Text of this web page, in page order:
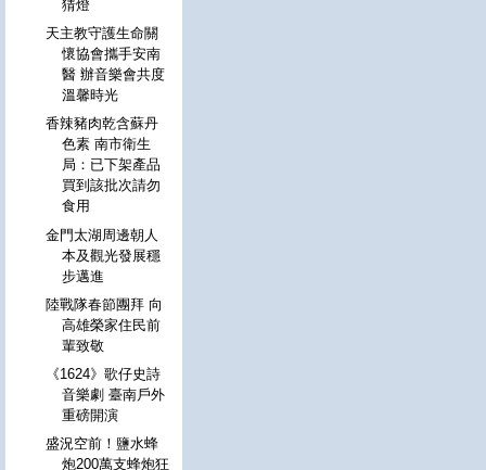
猜燈
天主教守護生命關
懷協會攜手安南
醫 辦音樂會共度
溫馨時光
香辣豬肉乾含蘇丹
色素 南市衛生
局：已下架產品
買到該批次請勿
食用
金門太湖周邊朝人
本及觀光發展穩
步邁進
陸戰隊春節團拜 向
高雄榮家住民前
輩致敬
《1624》歌仔史詩
音樂劇 臺南戶外
重磅開演
盛況空前！鹽水蜂
炮200萬支蜂炮狂